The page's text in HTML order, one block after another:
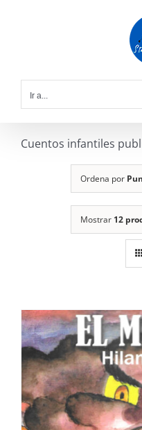
Ir a...
Cuentos infantiles
Ordena por
Mostrar 12